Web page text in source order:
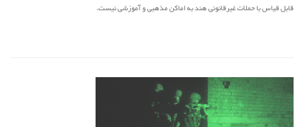
قابل قیاس با حملات غیرقانونی هند به اماکن مذهبی و آموزشی نیست.